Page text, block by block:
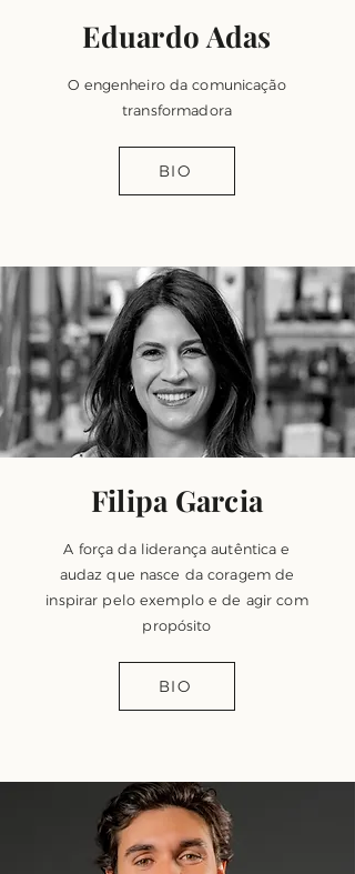
Eduardo Adas
O engenheiro da comunicação
transformadora
BIO
Filipa Garcia
A força da liderança autêntica e
audaz que nasce da coragem de
inspirar pelo exemplo e de agir com
propósito
BIO